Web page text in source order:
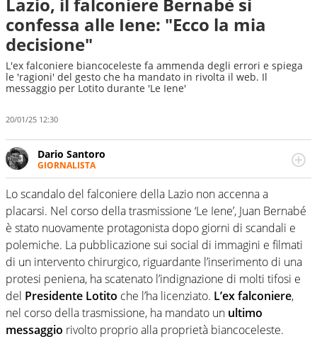
confessa alle Iene: "Ecco la mia
decisione"
L'ex falconiere biancoceleste fa ammenda degli errori e spiega
le 'ragioni' del gesto che ha mandato in rivolta il web. Il
messaggio per Lotito durante 'Le Iene'
20/01/25 12:30
Dario Santoro
GIORNALISTA
Scrive, commenta, racconta lo sport in tutte le
sfaccettature. Tocca l'apice quando ha modo di
concentrarsi sulle interviste ai grandi protagonisti
Lo scandalo del falconiere della Lazio non accenna a
placarsi. Nel corso della trasmissione ‘Le Iene’, Juan Bernabé
è stato nuovamente protagonista dopo giorni di scandali e
polemiche. La pubblicazione sui social di immagini e filmati
di un intervento chirurgico, riguardante l’inserimento di una
protesi peniena, ha scatenato l’indignazione di molti tifosi e
del Presidente Lotito che l’ha licenziato. L’ex falconiere,
nel corso della trasmissione, ha mandato un ultimo
messaggio rivolto proprio alla proprietà biancoceleste.